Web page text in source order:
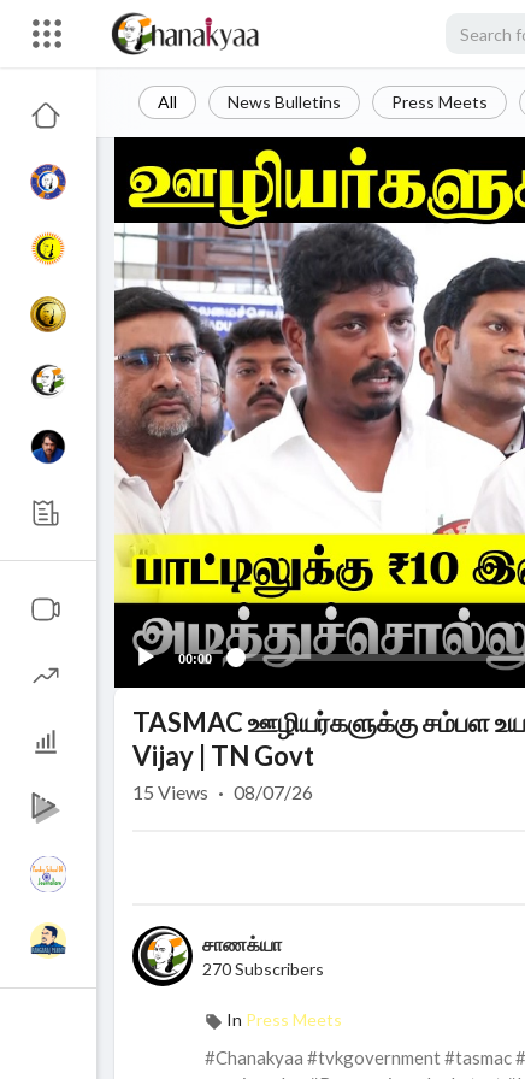
All News Bulletins Press Meets
00:00
TASMAC ஊழியர்களுக்கு சம்பள
Vijay | TN Govt
15 Views · 08/07/26
சாணக்யா
270 Subscribers
In Press Meets
#Chanakyaa #tvkgovernment #tasmac